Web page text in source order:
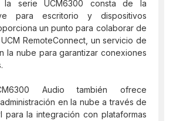
la serie UCM6300 consta de la
para escritorio y dispositivos
un punto para colaborar de
RemoteConnect, un servicio de
la nube para garantizar conexiones
Audio también ofrece
en la nube a través de
para la integración con plataformas